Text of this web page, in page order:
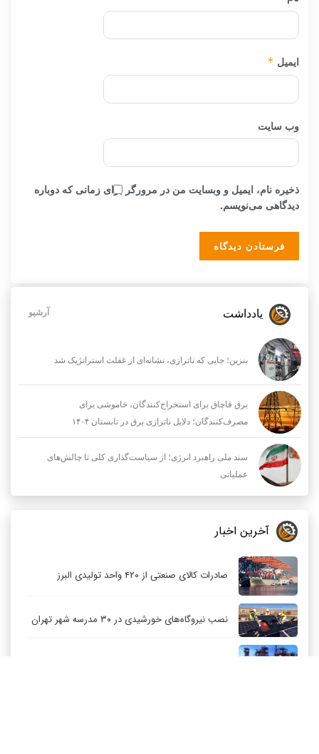
ایمیل *
وب‌ سایت
ذخیره نام، ایمیل و وبسایت من در مرورگر برای زمانی که دوباره
دیدگاهی می‌نویسم.
یادداشت آرشیو
بنزین؛ جایی که ناترازی، نشانه‌ای از غفلت استراتژیک شد
برق قاچاق برای استخراج‌کنندگان، خاموشی برای
مصرف‌کنندگان؛ دلایل ناترازی برق در تابستان ۱۴۰۴
سند ملی راهبرد انرژی؛ از سیاست‌گذاری کلی تا چالش‌های
عملیاتی
آخرین اخبار
صادرات کالای صنعتی از ۴۲۰ واحد تولیدی البرز
نصب نیروگاه‌های خورشیدی در ۳۰ مدرسه شهر تهران